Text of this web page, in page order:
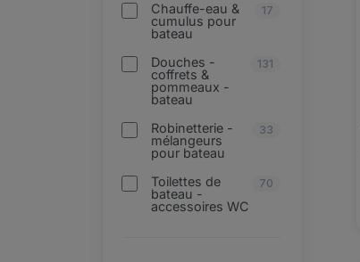
Chauffe-eau &
cumulus pour
bateau
17
Douches -
coffrets &
pommeaux -
bateau
131
Robinetterie -
mélangeurs
pour bateau
33
Toilettes de
bateau -
accessoires WC
70